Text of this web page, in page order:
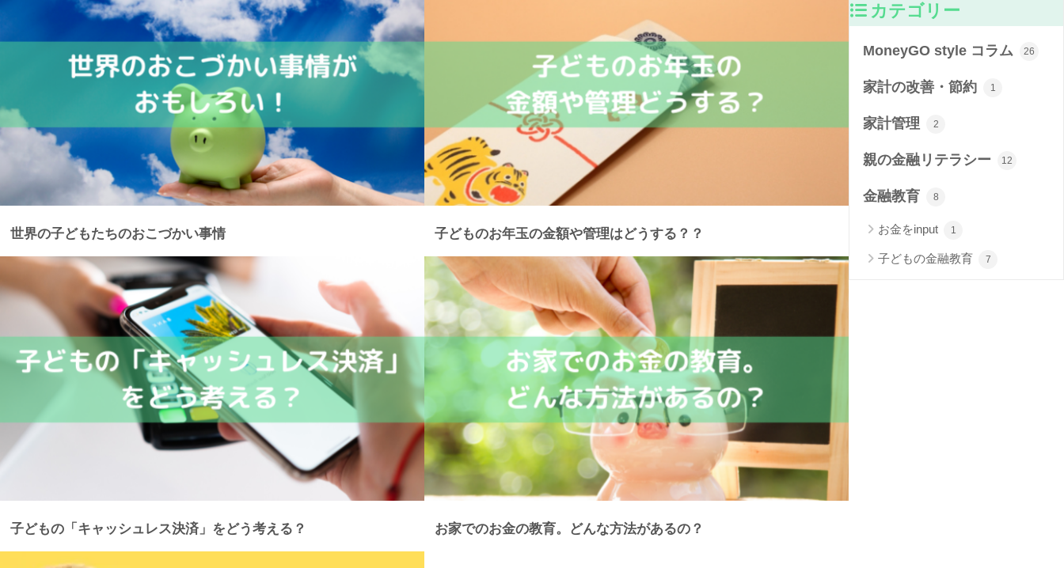
世界の子どもたちのおこづかい事情 子どものお年玉の金額や管理はどうする？？
子どもの「キャッシュレス決済」をどう考える？ お家でのお金の教育。どんな方法があるの？
カテゴリー
MoneyGO style コラム 26
家計の改善・節約 1
家計管理 2
親の金融リテラシー 12
金融教育 8
お金をinput 1
子どもの金融教育 7